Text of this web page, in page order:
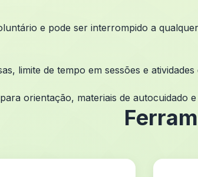
e pode ser interrompido a
limite de tempo em sessões e
orientação, materiais de autocuidado